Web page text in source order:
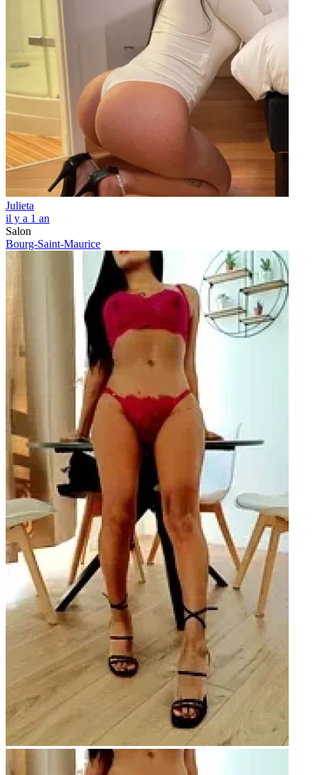
Julieta
il y a 1 an
Salon
Bourg-Saint-Maurice